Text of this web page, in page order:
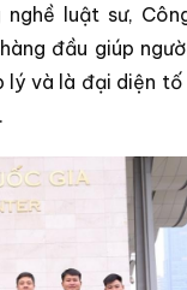
nghề luật sư,
đầu giúp
lý và là đại diện